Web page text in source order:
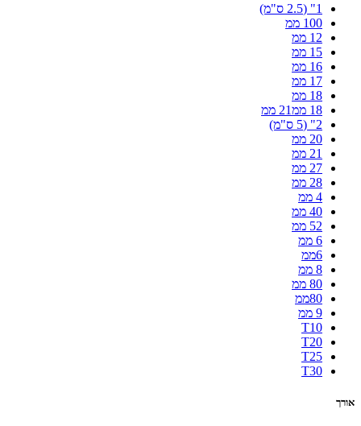
1" (2.5 ס"מ)
100 ממ
12 ממ
15 ממ
16 ממ
17 ממ
18 ממ
18 ממ21 ממ
2" (5 ס"מ)
20 ממ
21 ממ
27 ממ
28 ממ
4 ממ
40 ממ
52 ממ
6 ממ
6ממ
8 ממ
80 ממ
80ממ
9 ממ
T10
T20
T25
T30
אורך